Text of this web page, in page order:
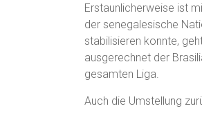
Erstaunlicherweise ist
der senegalesische
stabilisieren konnte,
ausgerechnet der
gesamten Liga.
Auch die Umstellung